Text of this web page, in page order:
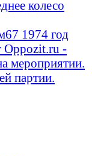
колесо
1974 год
Oppozit.ru -
мероприятии.
партии.